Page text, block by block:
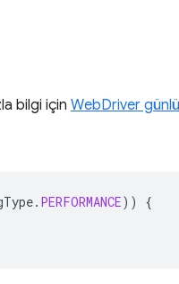
bilgi için WebDriver
. PERFORMANCE))
{